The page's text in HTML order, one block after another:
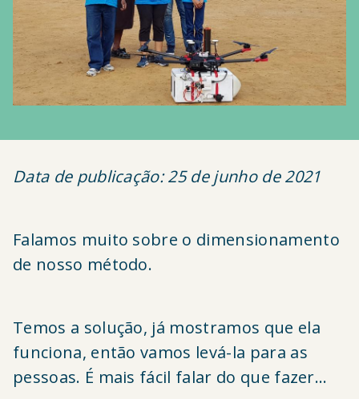
Data de publicação: 25 de junho de 2021
Falamos muito sobre o dimensionamento
de nosso método.
Temos a solução, já mostramos que ela
funciona, então vamos levá-la para as
pessoas. É mais fácil falar do que fazer...